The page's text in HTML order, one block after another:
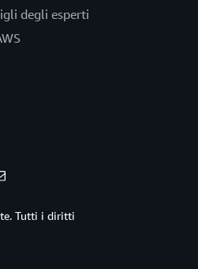
degli esperti
Tutti i diritti